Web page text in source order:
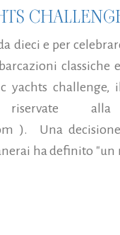
dieci e per
classiche e
yachts
). Una
ha definito "un